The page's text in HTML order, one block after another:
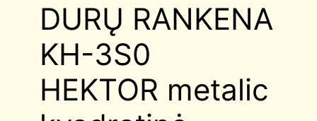
DURŲ RANKENA
KH-3S0
HEKTOR metalic